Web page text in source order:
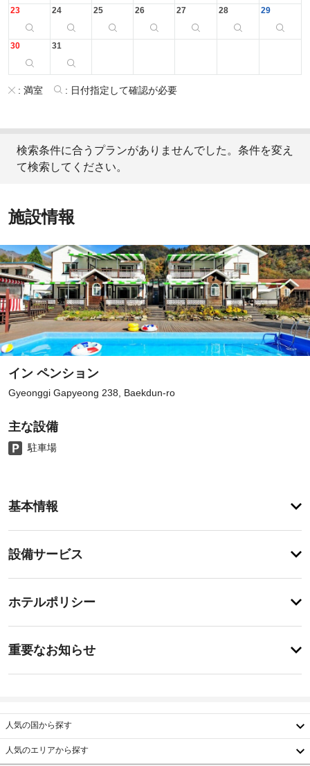
23 24 25 26 27 28 29
30 31
: 満室 : 日付指定して確認が必要
検索条件に合うプランがありませんでした。条件を変え
て検索してください。
施設情報
イン ペンション
Gyeonggi Gapyeong 238, Baekdun-ro
主な設備
駐車場
基本情報
メ
ィ
節
定
プ
ー
ク
エ
設備サービス
設
ー
キ
ュ
ー
グ
ホテルポリシー
ェ
ッ
ク
イ
ン
22:00
施
設
重要なお知らせ
前
に
べ
き
ホ
人気の国から探す
韓
人気のエリアから探す